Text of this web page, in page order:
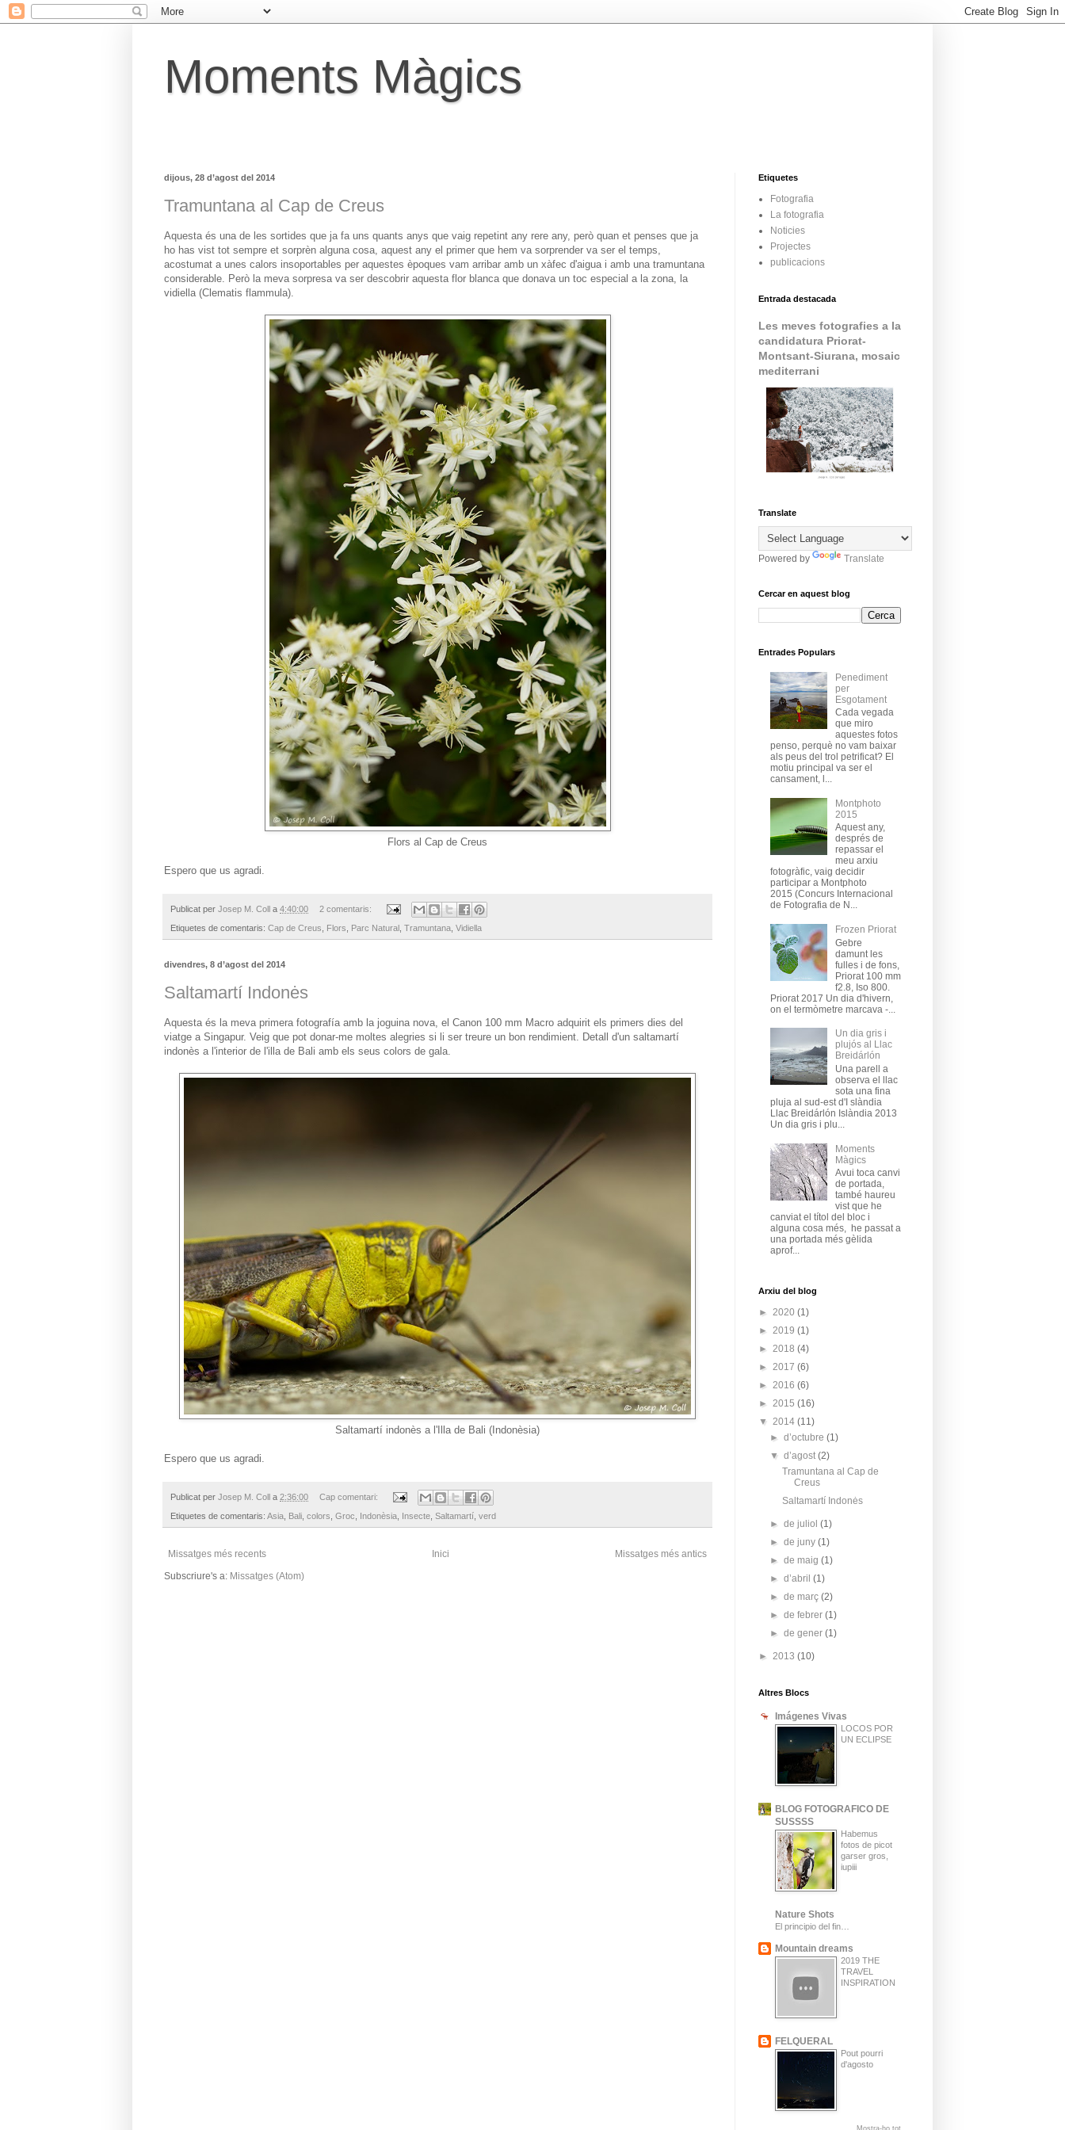
Moments Màgics
dijous, 28 d’agost del 2014
Tramuntana al Cap de Creus
Aquesta és una de les sortides que ja fa uns quants anys que vaig repetint any rere any, però quan et penses que ja
ho has vist tot sempre et sorprèn alguna cosa, aquest any el primer que hem va sorprender va ser el temps,
acostumat a unes calors insoportables per aquestes èpoques vam arribar amb un xàfec d'aigua i amb una tramuntana
considerable. Però la meva sorpresa va ser descobrir aquesta flor blanca que donava un toc especial a la zona, la
vidiella (Clematis flammula).
Flors al Cap de Creus
Espero que us agradi.
Publicat per Josep M. Coll a 4:40:00 2 comentaris:
Etiquetes de comentaris: Cap de Creus Flors Parc Natural Tramuntana Vidiella
divendres, 8 d’agost del 2014
Saltamartí Indonės
Aquesta és la meva primera fotografía amb la joguina nova, el Canon 100 mm Macro adquirit els primers dies del
viatge a Singapur. Veig que pot donar-me moltes alegries si li ser treure un bon rendimient. Detall d'un saltamartí
indonès a l'interior de l'illa de Bali amb els seus colors de gala.
Saltamartí indonès a l'Illa de Bali (Indonèsia)
Espero que us agradi.
Publicat per Josep M. Coll a 2:36:00 Cap comentari:
Etiquetes de comentaris: Asia Bali colors Groc Indonèsia Insecte Saltamartí verd
Missatges més recents Missatges més antics
Inici
Subscriure's a: Missatges (Atom)
Etiquetes
Fotografia
La fotografia
Noticies
Projectes
publicacions
Entrada destacada
Les meves fotografies a la
candidatura Priorat-
Montsant-Siurana, mosaic
mediterrani
Translate
Powered by Translate
Cercar en aquest blog
Entrades Populars
Penediment
per
Esgotament
Cada vegada
que miro
aquestes fotos
penso, perquè no vam baixar
als peus del trol petrificat? El
motiu principal va ser el
cansament, l...
Montphoto
2015
Aquest any,
després de
repassar el
meu arxiu
fotogràfic, vaig decidir
participar a Montphoto
2015 (Concurs Internacional
de Fotografia de N...
Frozen Priorat
Gebre
damunt les
fulles i de fons,
Priorat 100 mm
f2.8, Iso 800.
Priorat 2017 Un dia d'hivern,
on el termòmetre marcava -...
Un dia gris i
plujós al Llac
Breidárlón
Una parell a
observa el llac
sota una fina
pluja al sud-est d'I slàndia
Llac Breidárlón Islàndia 2013
Un dia gris i plu...
Moments
Màgics
Avui toca canvi
de portada,
també haureu
vist que he
canviat el títol del bloc i
alguna cosa més, he passat a
una portada més gèlida
aprof...
Arxiu del blog
► 2020 (1)
► 2019 (1)
► 2018 (4)
► 2017 (6)
► 2016 (6)
► 2015 (16)
▼ 2014 (11)
►d’octubre(1)
▼d’agost(2)
Tramuntana al Cap de
Creus
Saltamartí Indonės
►de juliol(1)
►de juny(1)
►de maig(1)
►d’abril(1)
►de març(2)
►de febrer(1)
►de gener(1)
► 2013 (10)
Altres Blocs
Imágenes Vivas
LOCOS POR
UN ECLIPSE
BLOG FOTOGRAFICO DE
SUSSSS
Habemus
fotos de picot
garser gros,
iupiii
Nature Shots
El principio del fin…
Mountain dreams
2019 THE
TRAVEL
INSPIRATION
FELQUERAL
Pout pourri
d'agosto